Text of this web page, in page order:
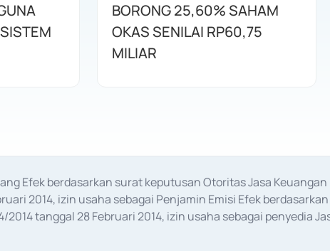
BORONG 25,60% SAHAM
OKAS SENILAI RP60,75
MILIAR
Efek berdasarkan surat keputusan Otoritas Jasa
2014, izin usaha sebagai Penjamin Emisi Efek
tanggal 28 Februari 2014, izin usaha sebagai penyedia